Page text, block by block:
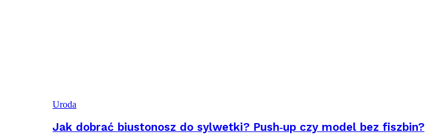
Uroda
Jak dobrać biustonosz do sylwetki? Push‑up czy model bez fiszbin?